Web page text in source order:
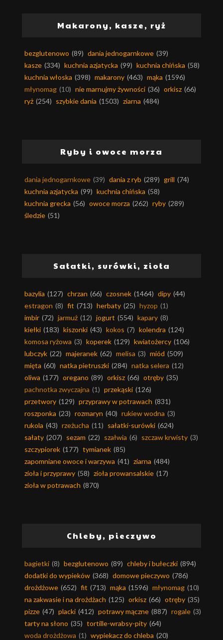
Makarony, kasze, ryż
bezglutenowo (89) dania jednogarnkowe (39)
kasze (334) kuchnia azjatycka (99) kuchnia chińska (58)
kuchnia włoska (398) makarony (463) mąka (1596)
młynomag (10) nie marnujmy żywności (36) orkisz (66)
ryż (254) szybkie dania (1503) ziarna (484)
Ryby i owoce morza
dania jednogarnkowe (39) dania z ryb (289) grill (74)
kuchnia azjatycka (99) kuchnia chińska (58)
kuchnia grecka (56) owoce morza (262) ryby (289)
śledzie (51)
Sałatki, surówki, zioła
bazylia (127) chrzan (66) czosnek (1464) dipy (44)
estragon (8) fit (713) herbaty (25) hyzop (1)
imbir (72) jarmuż (12) jogurt (554) kapary (8)
kiełki (183) kiszonki (43) kokos (7) kolendra (124)
komosa ryżowa (3) koperek (129) kwiatożercy (106)
lubczyk (22) majeranek (62) melisa (3) miód (509)
mięta (60) natka pietruszki (284) natka selera (12)
oliwa (177) oregano (89) orkisz (66) otręby (35)
pachnotka zwyczajna (1) przekąski (126)
przetwory (129) przyprawy w potrawach (831)
roszponka (23) rozmaryn (40) rukiew wodna (3)
rukola (43) rzeżucha (11) sałatki-surówki (624)
sałaty (207) sezam (22) szałwia (6) szczaw krwisty (3)
szczypiorek (177) tymianek (85)
zapomniane owoce i warzywa (41) ziarna (484)
zioła i przyprawy (58) zioła prowansalskie (17)
zioła w potrawach (870)
Chleby, pieczywo
bagietki (8) bezglutenowo (89) chleby i bułeczki (894)
dodatki do wypieków (368) domowe pieczywo (786)
drożdżowe (652) fit (713) mąka (1596) młynomag (10)
na zakwasie i na drożdżach (125) orkisz (66) otręby (35)
pizze (47) placki (412) potrawy mączne (887) rogale (3)
tarty na słono (35) tortille-wrabsy-pity (64)
woda drożdżowa (1) wypiekacz do chleba (20)